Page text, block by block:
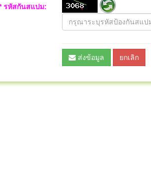
รหัสกันสแปม:
ส่งข้อมูล ยกเลิก